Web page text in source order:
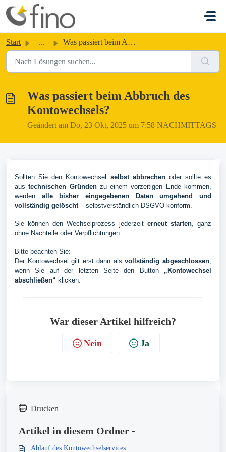
Zum hauptsächlichen Inhalt gehen
Start ... Was passiert beim Abbruch des Kontowechsels?
Was passiert beim Abbruch des
Kontowechsels?
Geändert am Do, 23 Okt, 2025 um 7:58 NACHMITTAGS
Sollten Sie den Kontowechsel selbst abbrechenoder sollte es
austechnischen Gründenzu einem vorzeitigen Ende kommen,
werden alle bisher eingegebenen Daten umgehend und
vollständig gelöscht– selbstverständlich DSGVO-konform.
Sie können den Wechselprozess jederzeit erneut starten, ganz
ohne Nachteile oder Verpflichtungen.
Bitte beachten Sie:
Der Kontowechsel gilt erst dann alsvollständig abgeschlossen,
wenn Sie auf der letzten Seite den Button „Kontowechsel
abschließen“ klicken.
War dieser Artikel hilfreich?
Nein Ja
Drucken
Artikel in diesem Ordner -
Ablauf des Kontowechselservices